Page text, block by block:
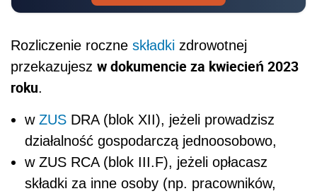
Rozliczenie roczne składki zdrowotnej
przekazujesz w dokumencie za kwiecień 2023
roku.
w ZUS DRA (blok XII), jeżeli prowadzisz
działalność gospodarczą jednoosobowo,
w ZUS RCA (blok III.F), jeżeli opłacasz
składki za inne osoby (np. pracowników,